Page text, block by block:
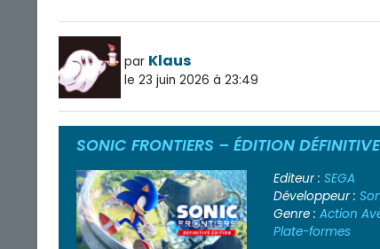
par Klaus
le 23 juin 2026 à 23:49
SONIC FRONTIERS – ÉDITION DÉFINITIVE
Editeur : SEGA
Développeur :
Genre : Action
Plate-formes